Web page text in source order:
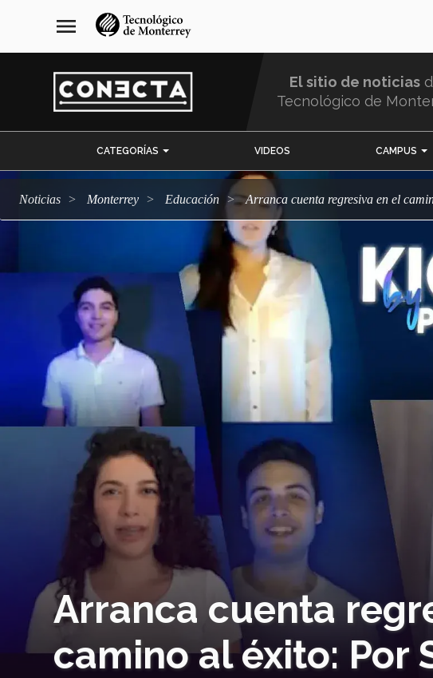
navegación
principal
menu
El sitio de noticias
Tecnológico de
CATEGORÍAS VIDEOS CAMPUS
Noticias Monterrey Educación Arranca cuenta regresiva en el
Arranca cuenta
camino al éxito: Por